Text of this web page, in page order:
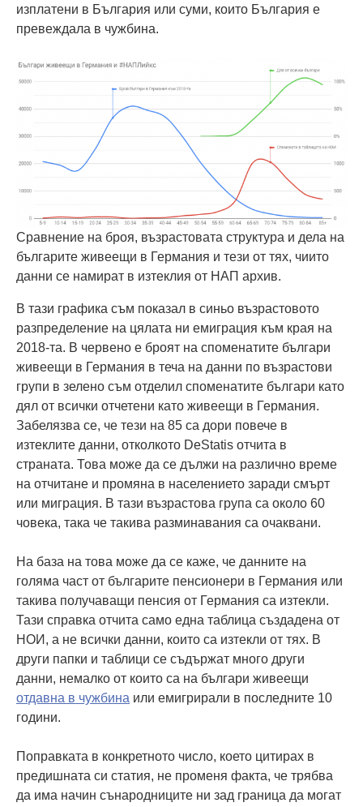
изплатени в България или суми, които България е
превеждала в чужбина.
Сравнение на броя, възрастовата структура и дела на
българите живеещи в Германия и тези от тях, чиито
данни се намират в изтеклия от НАП архив.
В тази графика съм показал в синьо възрастовото
разпределение на цялата ни емиграция към края на
2018-та. В червено е броят на споменатите българи
живеещи в Германия в теча на данни по възрастови
групи в зелено съм отделил споменатите българи като
дял от всички отчетени като живеещи в Германия.
Забелязва се, че тези на 85 са дори повече в
изтеклите данни, отколкото DeStatis отчита в
страната. Това може да се дължи на различно време
на отчитане и промяна в населението заради смърт
или миграция. В тази възрастова група са около 60
човека, така че такива разминавания са очаквани.
На база на това може да се каже, че данните на
голяма част от българите пенсионери в Германия или
такива получаващи пенсия от Германия са изтекли.
Тази справка отчита само една таблица създадена от
НОИ, а не всички данни, които са изтекли от тях. В
други папки и таблици се съдържат много други
данни, немалко от които са на българи живеещи
отдавна в чужбина или емигрирали в последните 10
години.
Поправката в конкретното число, което цитирах в
предишната си статия, не променя факта, че трябва
да има начин сънародниците ни зад граница да могат